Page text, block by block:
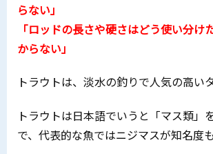
らない」
「ロッドの長さや硬さはどう使い分け
からない」
トラウトは、淡水の釣りで人気の高い
トラウトは日本語でいうと「マス類」
で、代表的な魚ではニジマスが知名度も